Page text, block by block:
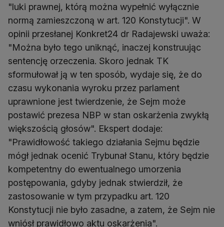
"luki prawnej, którą można wypełnić wyłącznie
normą zamieszczoną w art. 120 Konstytucji". W
opinii przesłanej Konkret24 dr Radajewski uważa:
"Można było tego uniknąć, inaczej konstruując
sentencję orzeczenia. Skoro jednak TK
sformułował ją w ten sposób, wydaje się, że do
czasu wykonania wyroku przez parlament
uprawnione jest twierdzenie, że Sejm może
postawić prezesa NBP w stan oskarżenia zwykłą
większością głosów". Ekspert dodaje:
"Prawidłowość takiego działania Sejmu będzie
mógł jednak ocenić Trybunał Stanu, który będzie
kompetentny do ewentualnego umorzenia
postępowania, gdyby jednak stwierdził, że
zastosowanie w tym przypadku art. 120
Konstytucji nie było zasadne, a zatem, że Sejm nie
wniósł prawidłowo aktu oskarżenia".